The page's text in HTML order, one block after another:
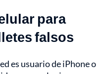
para
falsos
es usuario de iPhone o